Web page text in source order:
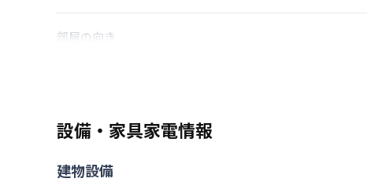
部屋の向き
駐車場
設備・家具家電情報
建物設備